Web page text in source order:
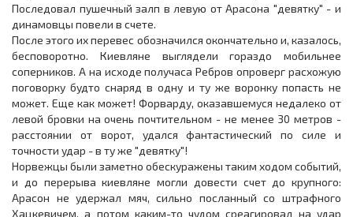
Последовал пушечный залп в левую от Арасона "девятку" - и
динамовцы повели в счете.
После этого их перевес обозначился окончательно и, казалось,
бесповоротно. Киевляне выглядели гораздо мобильнее
соперников. А на исходе получаса Ребров опроверг расхожую
поговорку будто снаряд в одну и ту же воронку попасть не
может. Еще как может! Форварду, оказавшемуся недалеко от
левой бровки на очень почтительном - не менее 30 метров -
расстоянии от ворот, удался фантастический по силе и
точности удар - в ту же "девятку"!
Норвежцы были заметно обескуражены таким ходом событий,
и до перерыва киевляне могли довести счет до крупного:
Арасон не удержал мяч, сильно посланный со штрафного
Хацкевичем, а потом каким-то чудом среагировал на удар